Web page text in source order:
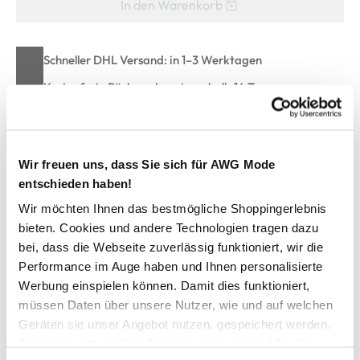
Wir freuen uns, dass Sie sich für AWG Mode
entschieden haben!
Wir möchten Ihnen das bestmögliche Shoppingerlebnis
bieten. Cookies und andere Technologien tragen dazu
bei, dass die Webseite zuverlässig funktioniert, wir die
Performance im Auge haben und Ihnen personalisierte
Werbung einspielen können. Damit dies funktioniert,
müssen Daten über unsere Nutzer, wie und auf welchen
Geräten sie unser Angebot nutzen, gespeichert werden.
In den Warenkorb
Schneller DHL Versand: in 1–3 Werktagen
Kostenfreie Rücksendung innerhalb 14 Tage
Kostenlose Filiallieferung in Ihre Wunschfiliale
Zur Wunschliste hinzufügen
Kinder Trainingshose ALLROUND
bequeme Jogginghose von JAKO
mit elastischem Bund und Kordelzug
zwei Reißverschlusstaschen